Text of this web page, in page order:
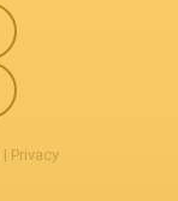
| Privacy